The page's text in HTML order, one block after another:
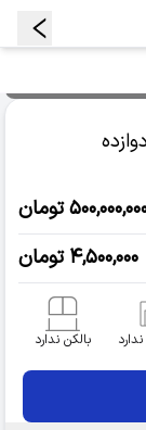
تومان
۴,۵۰۰,۰۰۰ تومان
بالکن ندارد